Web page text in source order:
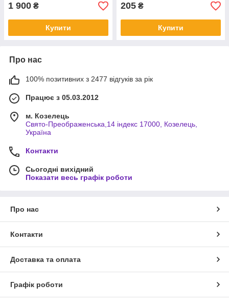
1 900 ₴
Купити
205 ₴
Купити
Про нас
100% позитивних з 2477 відгуків за рік
Працює з 05.03.2012
м. Козелець
Свято-Преображенська,14 індекс 17000, Козелець,
Україна
Контакти
Сьогодні вихідний
Показати весь графік роботи
Про нас
Контакти
Доставка та оплата
Графік роботи